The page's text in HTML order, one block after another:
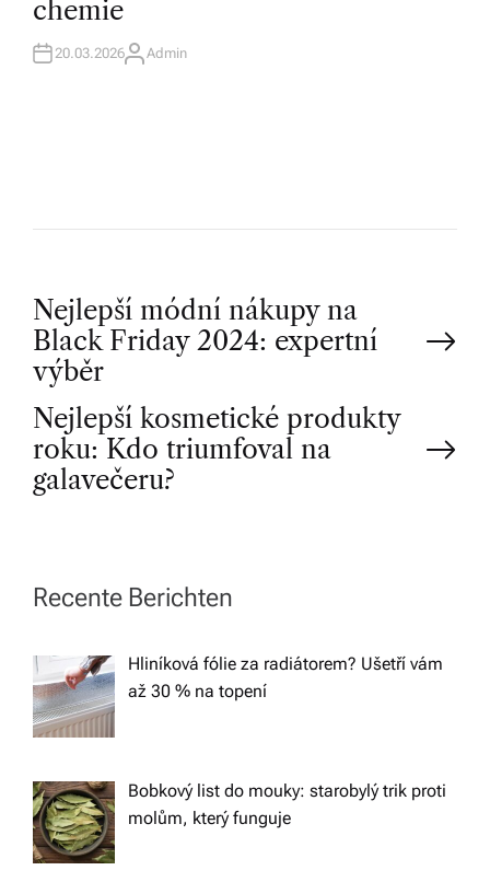
I
N
chemie
20.03.2026A
Admin
P
o
s
t
a
v
i
g
a
Nejlepší módní nákupy na
Black Friday 2024: expertní
výběr
Nejlepší kosmetické produkty
roku: Kdo triumfoval na
galavečeru?
Recente Berichten
Hliníková fólie za radiátorem? Ušetří vám
až 30 % na topení
Bobkový list do mouky: starobylý trik proti
molům, který funguje